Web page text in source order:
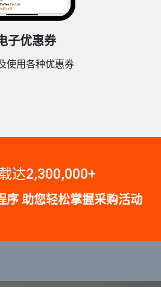
子优惠券
使用各种优惠券
达2,300,000+
序 助您轻松掌握采购活动